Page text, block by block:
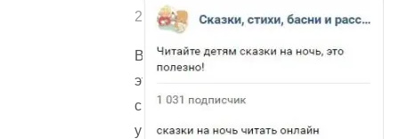
20.02.2019
В
этой
сказке
у